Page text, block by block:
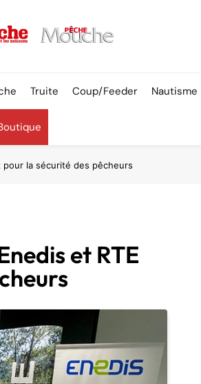
Truite Coup/Feeder Nautisme
pour la sécurité des pêcheurs
et RTE